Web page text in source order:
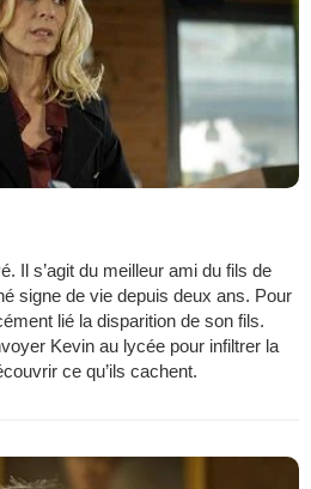
Il s’agit du meilleur ami du fils de
signe de vie depuis deux ans. Pour
lié la disparition de son fils.
Kevin au lycée pour infiltrer la
ce qu’ils cachent.